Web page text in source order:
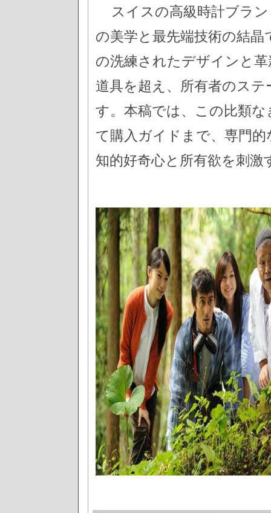
スイスの高級時計ブラ
の美学と最先端技術の結
の洗練されたデザインと
道具を超え、所有者のス
す。本稿では、この比類
て購入ガイドまで、専門
知的好奇心と所有欲を刺